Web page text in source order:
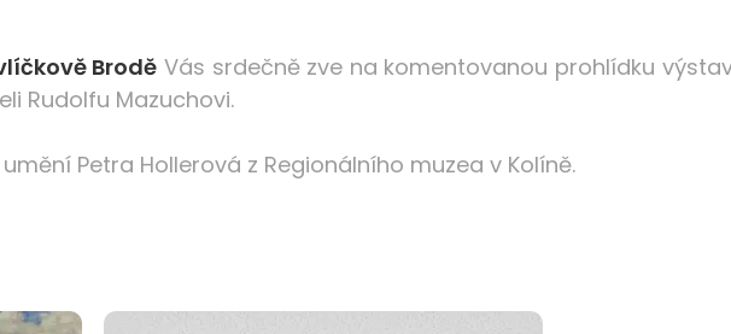
Brodě Vás srdečně zve na komentovanou prohlídku
Rudolfu Mazuchovi.
Petra Hollerová z Regionálního muzea v Kolíně.